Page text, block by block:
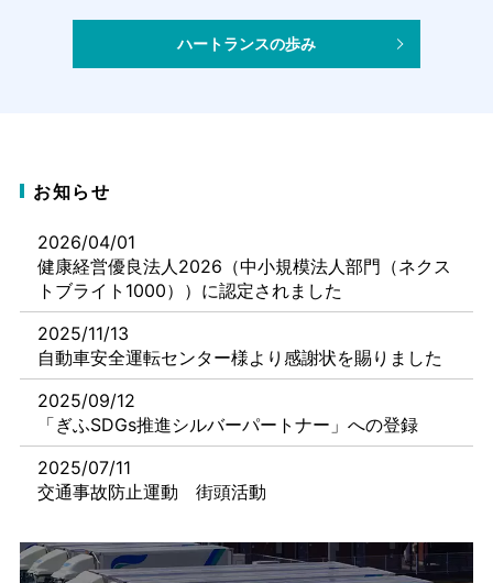
ハートランスの歩み
お知らせ
2026/04/01
健康経営優良法人2026（中小規模法人部門（ネクス
トブライト1000））に認定されました
2025/11/13
自動車安全運転センター様より感謝状を賜りました
2025/09/12
「ぎふSDGs推進シルバーパートナー」への登録
2025/07/11
交通事故防止運動 街頭活動